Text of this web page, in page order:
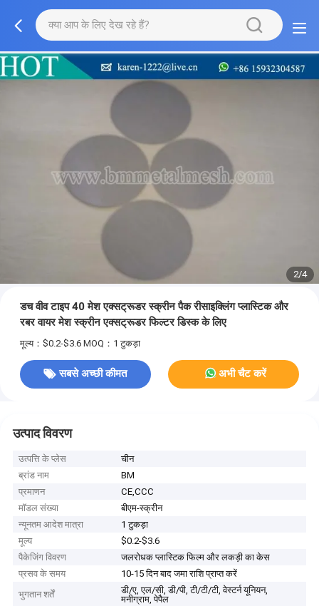
2/4
डच वीव टाइप 40 मेश एक्सट्रूडर स्क्रीन पैक रीसाइक्लिंग प्लास्टिक और
रबर वायर मेश स्क्रीन एक्सट्रूडर फिल्टर डिस्क के लिए
मूल्य：$0.2-$3.6 MOQ：1 टुकड़ा
सबसे अच्छी कीमत अभी चैट करें
उत्पाद विवरण
उत्पत्ति के प्लेस
चीन
ब्रांड नाम
BM
प्रमाणन
CE,CCC
मॉडल संख्या
बीएम-स्क्रीन
न्यूनतम आदेश मात्रा
1 टुकड़ा
मूल्य
$0.2-$3.6
पैकेजिंग विवरण
जलरोधक प्लास्टिक फिल्म और लकड़ी का केस
प्रसव के समय
10-15 दिन बाद जमा राशि प्राप्त करें
भुगतान शर्तें
डी/ए, एल/सी, डी/पी, टी/टी/टी, वेस्टर्न यूनियन,
मनीग्राम, पेपैल